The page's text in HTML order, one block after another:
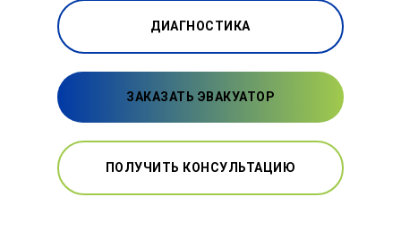
ДИАГНОСТИКА
ЗАКАЗАТЬ ЭВАКУАТОР
ПОЛУЧИТЬ КОНСУЛЬТАЦИЮ